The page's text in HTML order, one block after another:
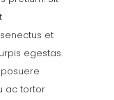
et
egestas.
ac tortor